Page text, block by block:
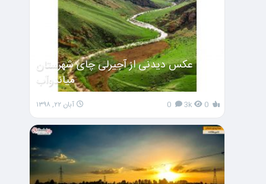
عکس دیدنی از آجیرلی چای شهرستان
میاندوآب
3k آبان ۲۲, ۱۳۹۸